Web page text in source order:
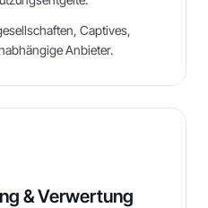
Captives,
Anbieter.
& Verwertung